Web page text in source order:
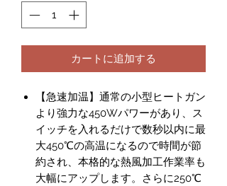
カートに追加する
【急速加温】通常の小型ヒートガン
より強力な450Wパワーがあり、ス
イッチを入れるだけで数秒以内に最
大450℃の高温になるので時間が節
約され、本格的な熱風加工作業率も
大幅にアップします。さらに250℃